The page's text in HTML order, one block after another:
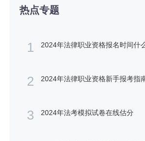
热点专题
1 2024年法律职业资格报名时间什
2 2024年法律职业资格新手报考指
3 2024年法考模拟试卷在线估分